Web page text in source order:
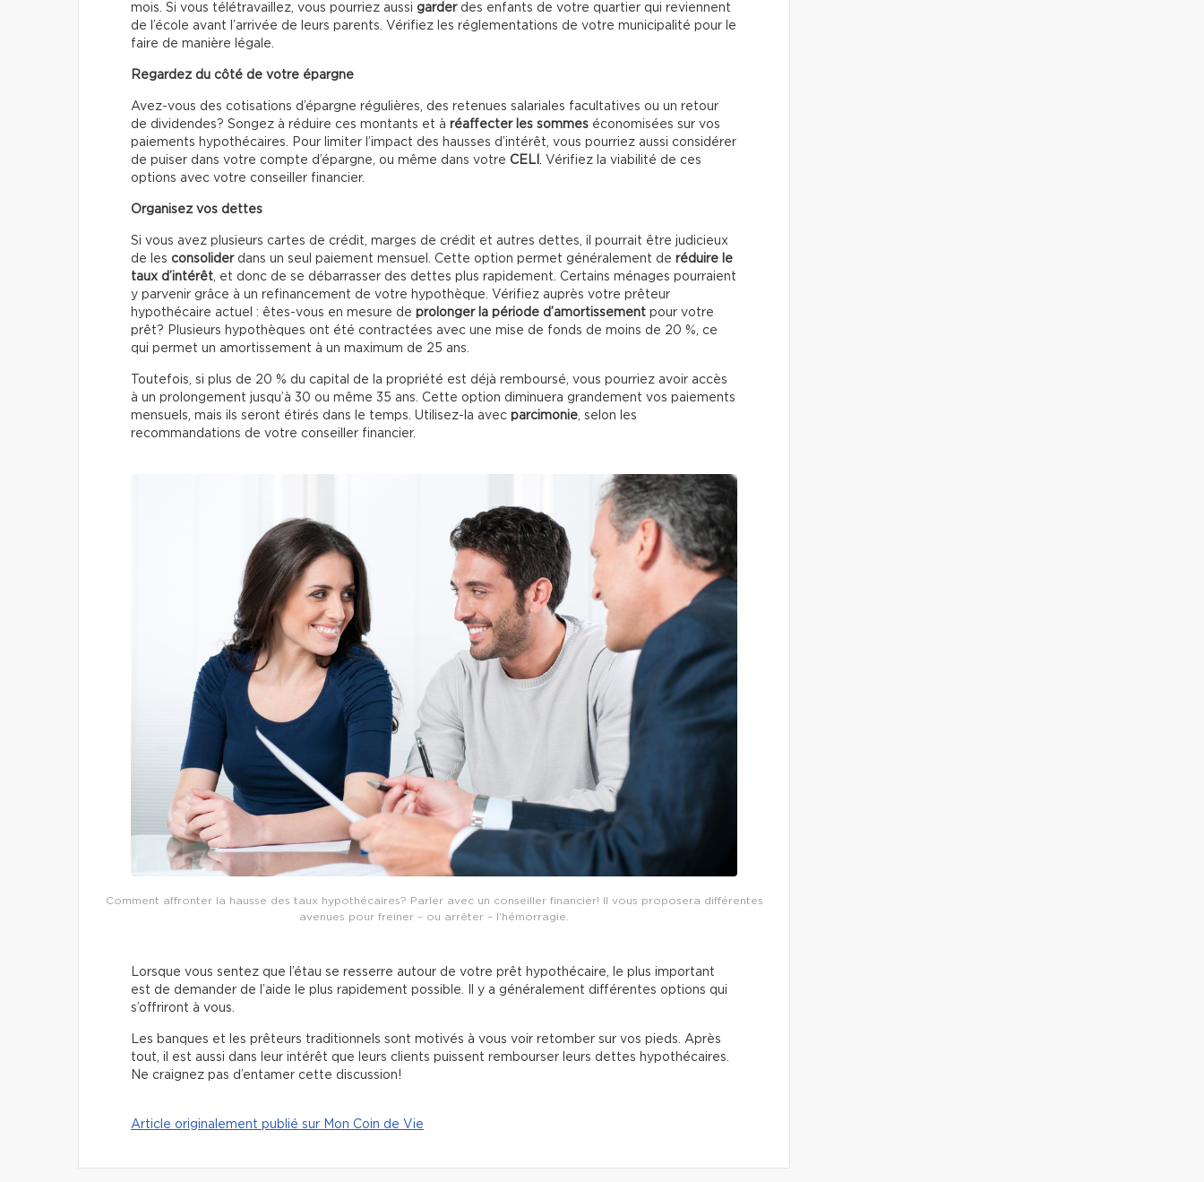
mois. Si vous télétravaillez, vous pourriez aussi garderdes enfants de votre quartier qui reviennent
de l’école avant l’arrivée de leurs parents. Vérifiez les réglementations de votre municipalité pour le
faire de manière légale.
Regardez du côté de votre épargne
Avez-vous des cotisations d’épargne régulières, des retenues salariales facultatives ou un retour
de dividendes? Songez à réduire ces montants et à réaffecter les sommes économisées sur vos
paiements hypothécaires. Pour limiter l’impact des hausses d’intérêt, vous pourriez aussi considérer
de puiser dans votre compte d’épargne, ou même dans votre CELI
. Vérifiez la viabilité de ces
options avec votre conseiller financier.
Organisez vos dettes
Si vous avez plusieurs cartes de crédit, marges de crédit et autres dettes, il pourrait être judicieux
de les consoliderdans un seul paiement mensuel. Cette option permet généralement de réduire le
taux d’intérêt , et donc de se débarrasser des dettes plus rapidement. Certains ménages pourraient
y parvenir grâce à un refinancement de votre hypothèque. Vérifiez auprès votre prêteur
hypothécaire actuel : êtes-vous en mesure de prolonger la période d’amortissement pour votre
prêt? Plusieurs hypothèques ont été contractées avec une mise de fonds de moins de 20 %, ce
qui permet un amortissement à un maximum de 25 ans.
Toutefois, si plus de 20 % du capital de la propriété est déjà remboursé, vous pourriez avoir accès
à un prolongement jusqu’à 30 ou même 35 ans. Cette option diminuera grandement vos paiements
mensuels, mais ils seront étirés dans le temps. Utilisez-la avec parcimonie , selon les
recommandations de votre conseiller financier.
Comment affronter la hausse des taux hypothécaires? Parler avec un conseiller financier! Il vous proposera différentes
avenues pour freiner – ou arrêter – l’hémorragie.
Lorsque vous sentez que l’étau se resserre autour de votre prêt hypothécaire, le plus important
est de demander de l’aide le plus rapidement possible. Il y a généralement différentes options qui
s’offriront à vous.
Les banques et les prêteurs traditionnels sont motivés à vous voir retomber sur vos pieds. Après
tout, il est aussi dans leur intérêt que leurs clients puissent rembourser leurs dettes hypothécaires.
Ne craignez pas d’entamer cette discussion!
Article originalement publié sur Mon Coin de Vie